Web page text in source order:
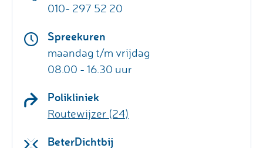
010- 297 52 20
Spreekuren
maandag t/m vrijdag
08.00 - 16.30 uur
Polikliniek
Routewijzer (24)
BeterDichtbij